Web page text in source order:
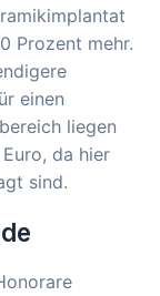
Prozent mehr.
einen
liegen
da hier
sind.